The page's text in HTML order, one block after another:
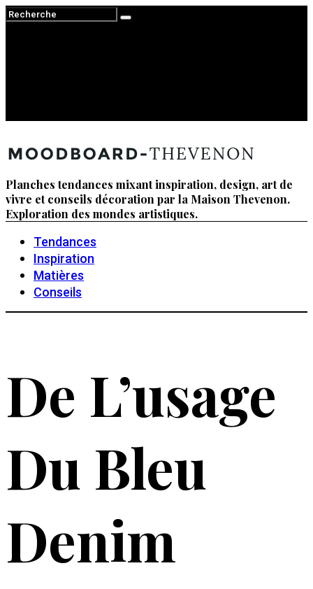
Planches tendances mixant inspiration, design, art de
vivre et conseils décoration par la Maison Thevenon.
Exploration des mondes artistiques.
Tendances
Inspiration
Matières
Conseils
De L’usage
Du Bleu
Denim